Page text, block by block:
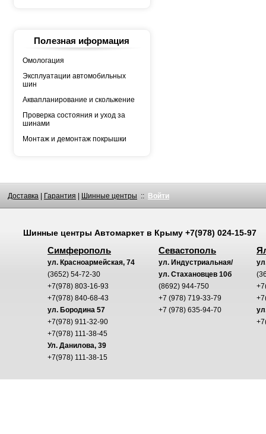
Росава
Полезная иформация
Омологация
Эксплуатации автомобильных
шин
Аквапланирование и скольжение
Проверка состояния и уход за
шинами
Монтаж и демонтаж покрышки
Доставка Гарантия Шинные центры :: Войти
Шинные центры Автомаркетв Крыму +7(978) 024-15-97
Симферополь
ул. Красноармейская, 74
(3652) 54-72-30
+7(978) 803-16-93
+7(978) 840-68-43
ул. Бородина 57
+7(978) 911-32-90
+7(978) 111-38-45
Ул. Данилова, 39
+7(978) 111-38-15
Севастополь
ул. Индустриальная/
ул. Стахановцев 10б
(8692) 944-750
+7 (978) 719-33-79
+7 (978) 635-94-70